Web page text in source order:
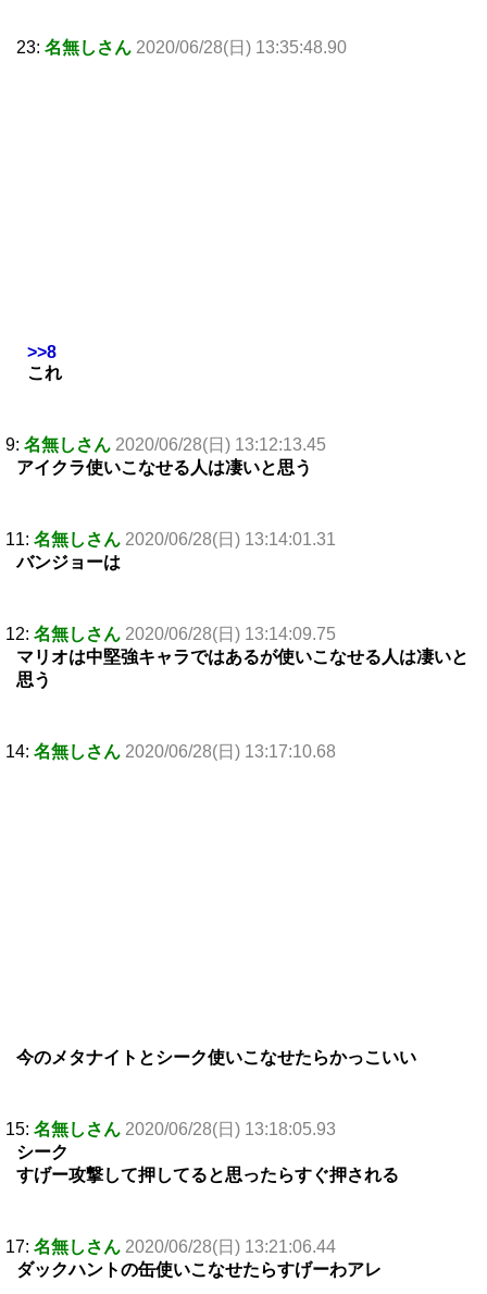
23: 名無しさん 2020/06/28(日) 13:35:48.90
>>8
これ
9: 名無しさん 2020/06/28(日) 13:12:13.45
アイクラ使いこなせる人は凄いと思う
11: 名無しさん 2020/06/28(日) 13:14:01.31
バンジョーは
12: 名無しさん 2020/06/28(日) 13:14:09.75
マリオは中堅強キャラではあるが使いこなせる人は凄いと
思う
14: 名無しさん 2020/06/28(日) 13:17:10.68
今のメタナイトとシーク使いこなせたらかっこいい
15: 名無しさん 2020/06/28(日) 13:18:05.93
シーク
すげー攻撃して押してると思ったらすぐ押される
17: 名無しさん 2020/06/28(日) 13:21:06.44
ダックハントの缶使いこなせたらすげーわアレ